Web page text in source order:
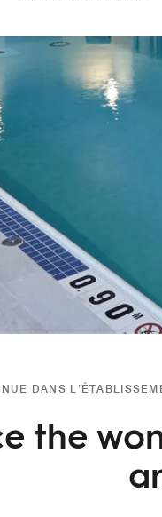
DANS
the